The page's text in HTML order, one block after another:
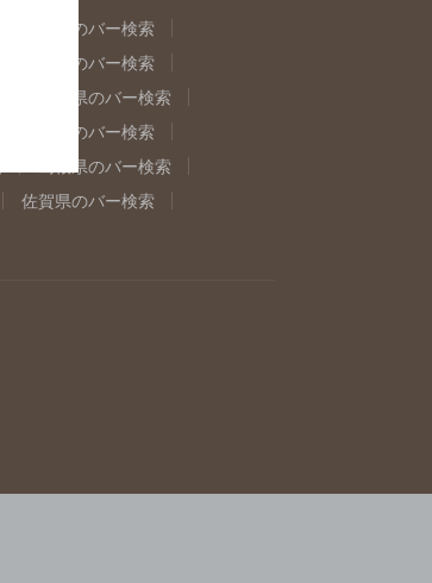
福島県のバー検索
東京都のバー検索
岐阜県のバー検索
奈良県のバー検索
島根県のバー検索
佐賀県のバー検索